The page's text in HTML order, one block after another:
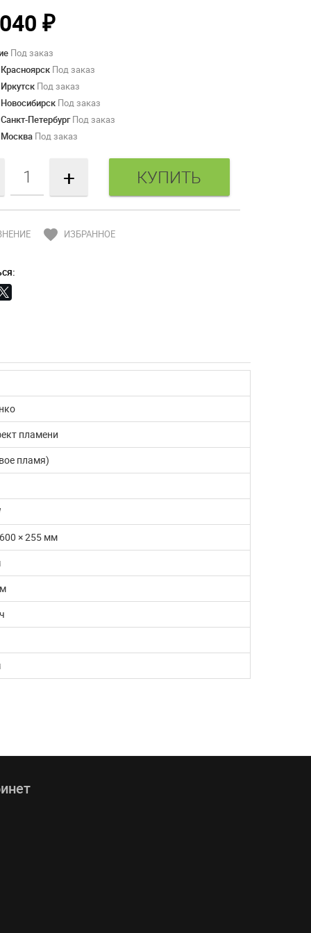
Что такое конвектор и
какие они бывают
ЧИТАТЬ ДАЛЬШЕ
₽
Под заказ
Под заказ
Под заказ
Под заказ
ПетербургПод заказ
Под заказ
+
favorite ИЗБРАННОЕ
пламени
пламя)
× 255 мм